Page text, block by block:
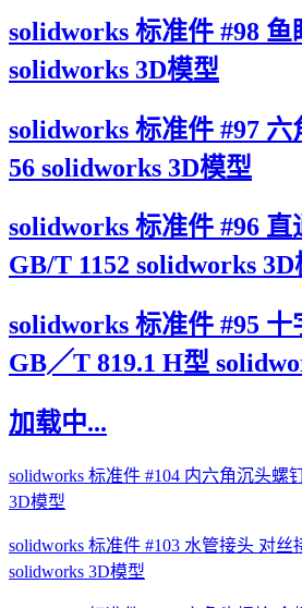
solidworks 标准件 #98 鱼
solidworks 3D模型
solidworks 标准件 #97
56 solidworks 3D模型
solidworks 标准件 #96
GB/T 1152 solidworks
solidworks 标准件 #95
GB╱T 819.1 H型
加载中...
solidworks 标准件 #104 内六角沉头螺
3D模型
solidworks 标准件 #103 水管接头 对丝
solidworks 3D模型